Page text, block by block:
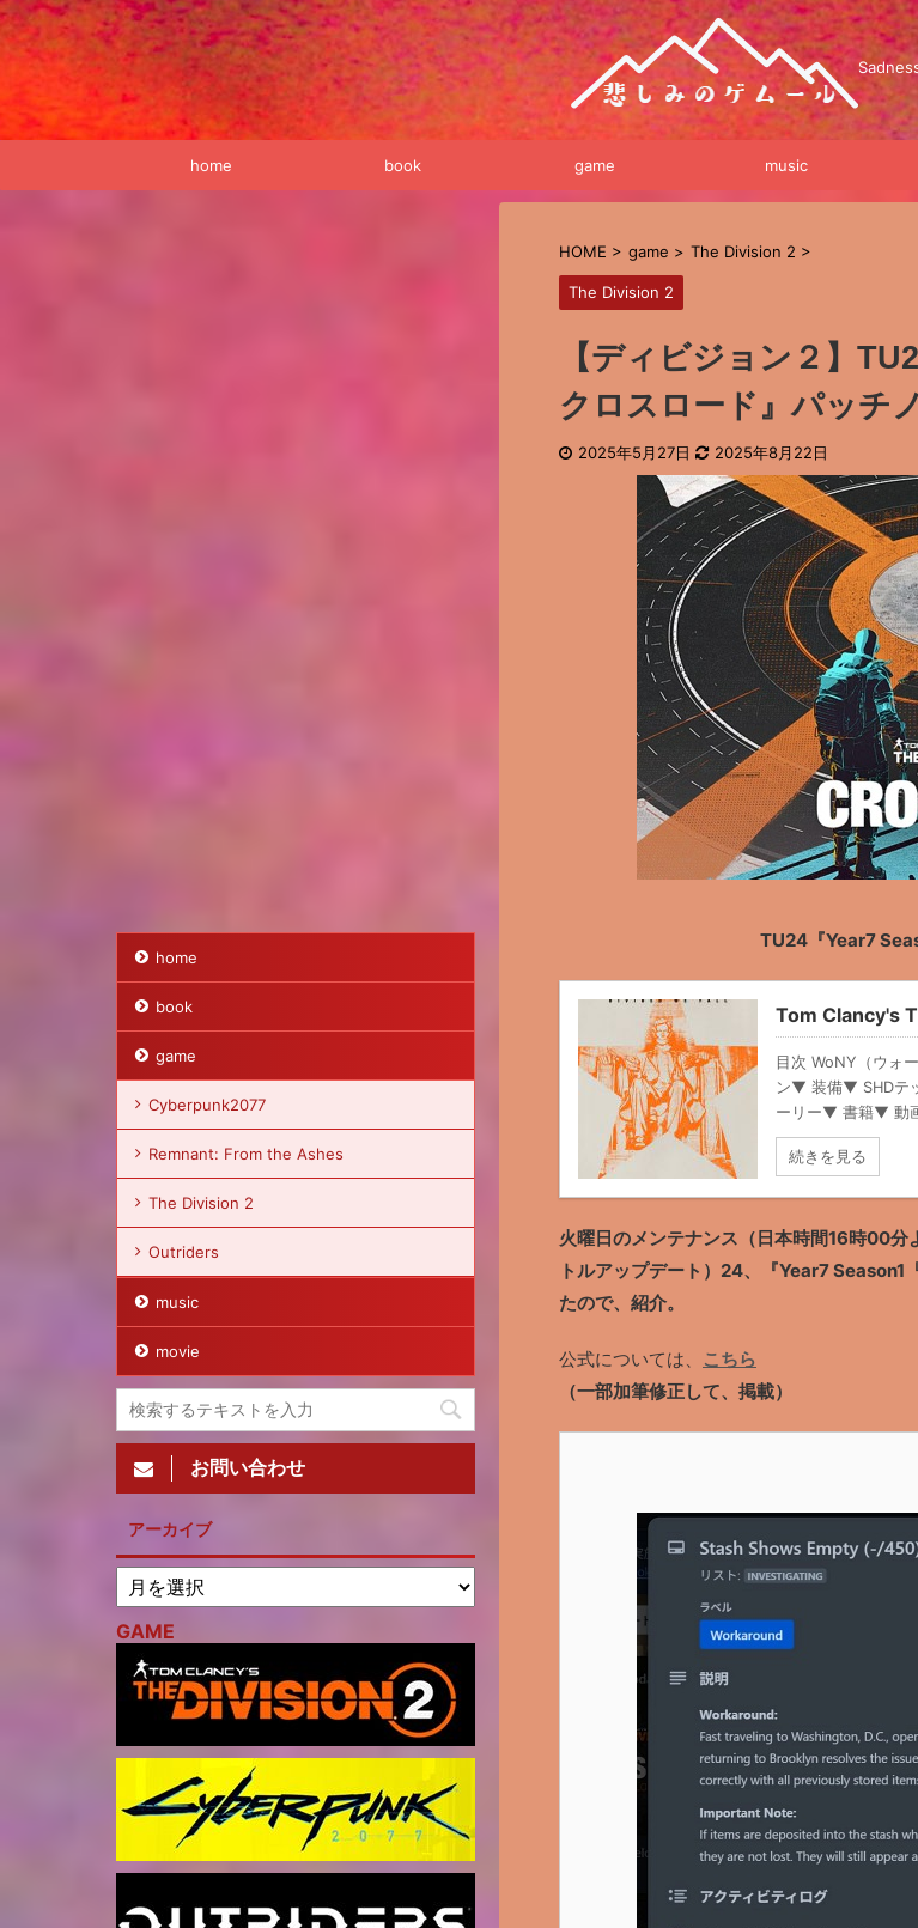
home book game music
HOME > game > The Division 2 >
The Division 2
【ディビジョン２】
クロスロード』パッチ
2025年5月27日 2025年8月22日
TU24『Year7
Tom Clancy's
目次 WoNY（ウォ
ン▼ 装備▼ SHDテ
ーリー▼ 書籍▼ 動
続きを見る
火曜日のメンテナンス（日本時間16時00
トルアップデート）24、『Year7
たので、紹介。
公式については、
こちら
（一部加筆修正して、掲載）
home
book
game
Cyberpunk2077
Remnant: From the Ashes
The Division 2
Outriders
music
movie
お問い合わせ
アーカイブ
GAME